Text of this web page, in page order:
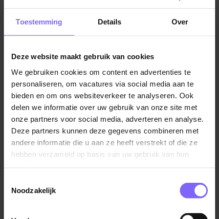
Toestemming Details Over
Deze website maakt gebruik van cookies
We gebruiken cookies om content en advertenties te
personaliseren, om vacatures via social media aan te
bieden en om ons websiteverkeer te analyseren. Ook
delen we informatie over uw gebruik van onze site met
onze partners voor social media, adverteren en analyse.
Deze partners kunnen deze gegevens combineren met
andere informatie die u aan ze heeft verstrekt of die ze
hebben verzameld op basis van uw gebruik van hun
Noodzakelijk
Vul hier je Skillsprofiel in
voor de ideale
vacaturematch!
Skillsprofiel